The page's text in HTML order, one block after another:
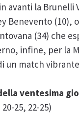
avanti la Brunelli
Benevento (10),
(34) che
infine, per la
un match
della ventesima
25, 22-25)